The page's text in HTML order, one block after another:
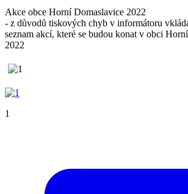
Akce obce Horní Domaslavice 2022
- z důvodů tiskových chyb v informátoru
seznam akcí, které se budou konat v obci
2022
1